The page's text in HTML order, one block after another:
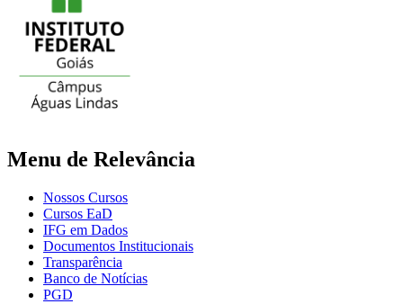
Menu de Relevância
Nossos Cursos
Cursos EaD
IFG em Dados
Documentos Institucionais
Transparência
Banco de Notícias
PGD